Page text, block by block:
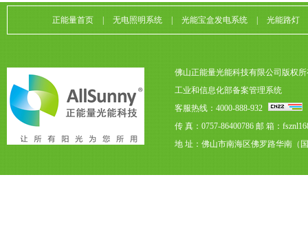
正能量首页 无电照明系统 光能宝盒发电系统 光能路灯
佛山正能量光能科技有限公司版权
工业和信息化部备案管理系统
客服热线：4000-888-932
传 真：0757-86400786 邮 箱：
地 址：佛山市南海区佛罗路华南（